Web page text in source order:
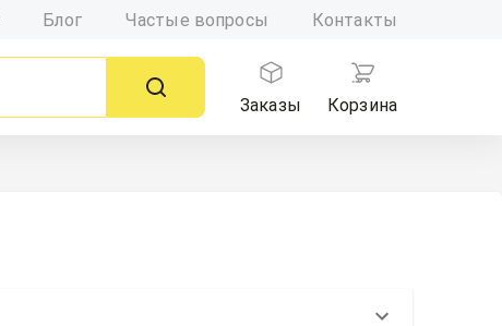
Блог Частые вопросы Контакты
Заказы
Корзина